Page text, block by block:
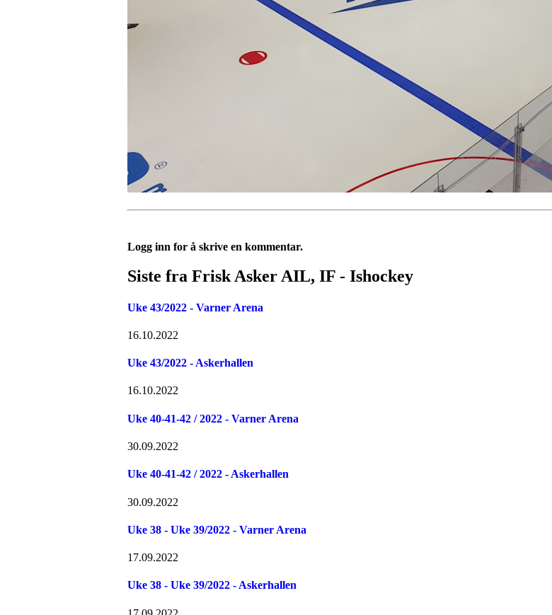
Logg inn for å skrive en kommentar.
Siste fra Frisk Asker AIL, IF - Ishockey
Uke 43/2022 - Varner Arena
16.10.2022
Uke 43/2022 - Askerhallen
16.10.2022
Uke 40-41-42 / 2022 - Varner Arena
30.09.2022
Uke 40-41-42 / 2022 - Askerhallen
30.09.2022
Uke 38 - Uke 39/2022 - Varner Arena
17.09.2022
Uke 38 - Uke 39/2022 - Askerhallen